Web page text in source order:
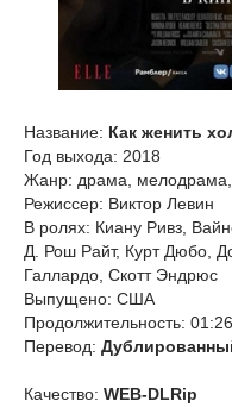
Название: Как женить
Год выхода: 2018
Жанр: драма,
Режиссер: Виктор Левин
В ролях: Киану Ривз,
Д. Рош Райт, Курт Дюбо,
Галлардо, Скотт Эндрюс
Выпущено: США
Продолжительность:
Перевод:
Качество: WEB-DLRip